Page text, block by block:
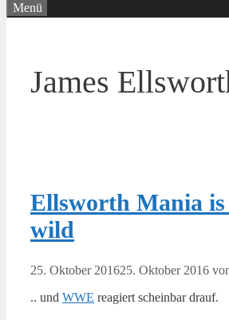
Menü
James
Ellsworth Mania
wild
25. Oktober 201625. Oktober 2016
.. und WWE reagiert scheinbar drauf.